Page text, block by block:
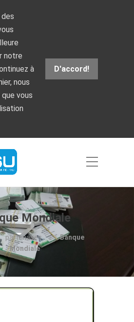
notre
à
nous
vous
D'accord!
Mondiale
partenaires
Banque
Mondiale